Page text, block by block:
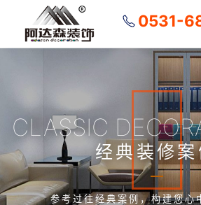
0531-
CLASSIC
经典装修案
参考过往经典案例，构建您心